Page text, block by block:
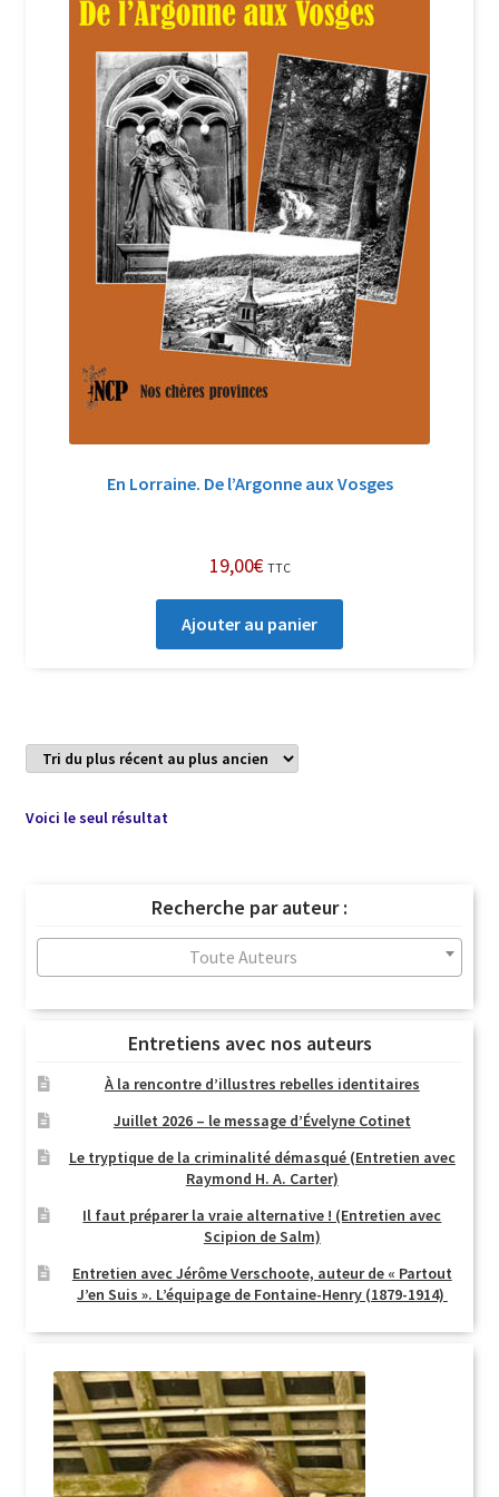
Login Customizer
Newsletter
Nous Contacter
Politique de confidentialité et cookies
Qui sommes-nous ?
Soutien à Philippe Randa
Suivi de la Commande
En Lorraine. De l’Argonne aux Vosges
19,00€ TTC
Ajouter au panier
Voici le seul résultat
Recherche par auteur :
Toute Auteurs
Entretiens avec nos auteurs
À la rencontre d’illustres rebelles identitaires
Juillet 2026 – le message d’Évelyne Cotinet
Le tryptique de la criminalité démasqué (Entretien avec
Raymond H. A. Carter)
Il faut préparer la vraie alternative ! (Entretien avec
Scipion de Salm)
Entretien avec Jérôme Verschoote, auteur de « Partout
J’en Suis ». L’équipage de Fontaine-Henry (1879-1914)